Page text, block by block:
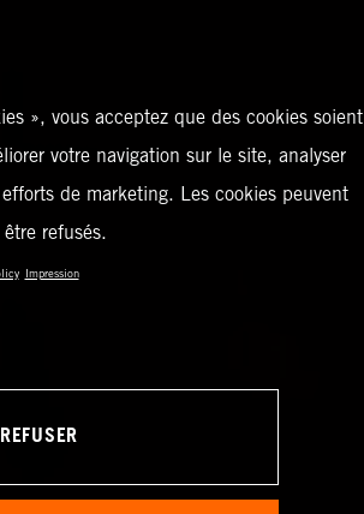
», vous acceptez que des cookies soient
votre navigation sur le site, analyser
de marketing. Les cookies peuvent
refusés.
Impression